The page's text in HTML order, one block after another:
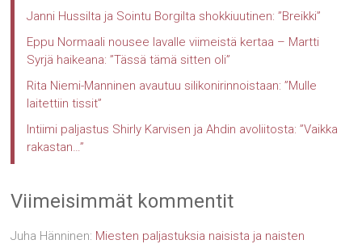
Janni Hussilta ja Sointu Borgilta shokkiuutinen: ”Breikki”
Eppu Normaali nousee lavalle viimeistä kertaa – Martti
Syrjä haikeana: ”Tässä tämä sitten oli”
Rita Niemi-Manninen avautuu silikonirinnoistaan: ”Mulle
laitettiin tissit”
Intiimi paljastus Shirly Karvisen ja Ahdin avoliitosta: ”Vaikka
rakastan…”
Viimeisimmät kommentit
Juha Hänninen: Miesten paljastuksia naisista ja naisten